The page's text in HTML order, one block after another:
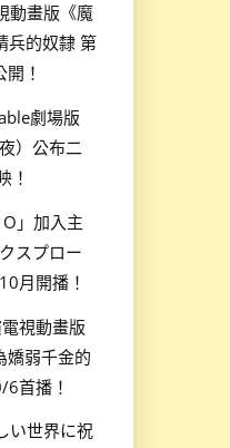
動畫版《魔
兵的奴隸 第
！
劇場版
）公布二
！
」加入主
スプロー
月開播！
視動畫版
嬌弱千金的
首播！
い世界に祝